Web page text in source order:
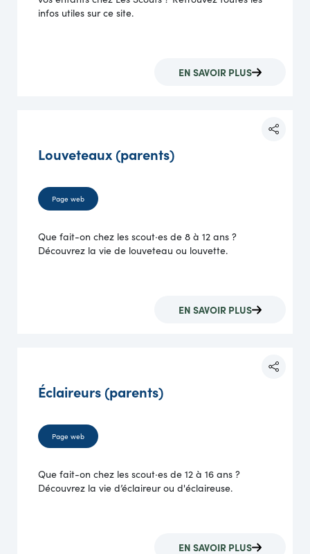
infos utiles sur ce site.
EN SAVOIR PLUS
Louveteaux (parents)
Page web
Que fait-on chez les scout·es de 8 à 12 ans ?
Découvrez la vie de louveteau ou louvette.
EN SAVOIR PLUS
Éclaireurs (parents)
Page web
Que fait-on chez les scout·es de 12 à 16 ans ?
Découvrez la vie d’éclaireur ou d'éclaireuse.
EN SAVOIR PLUS